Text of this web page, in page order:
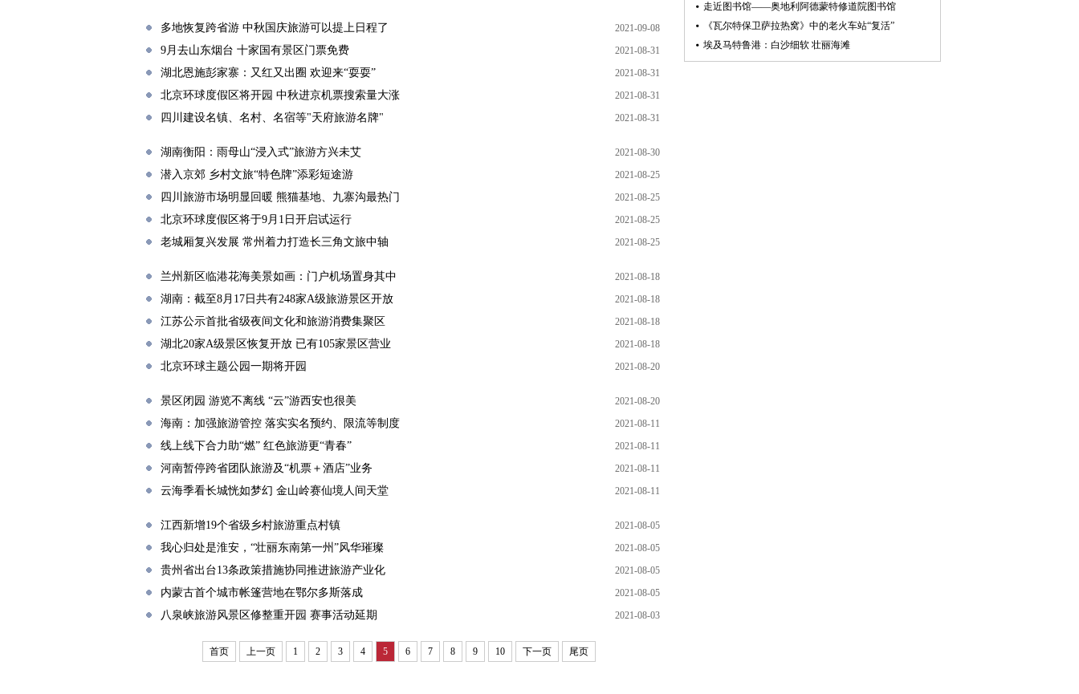
多地恢复跨省游 中秋国庆旅游可以提上日程了 2021-09-08
9月去山东烟台 十家国有景区门票免费 2021-08-31
湖北恩施彭家寨：又红又出圈 欢迎来“耍耍” 2021-08-31
北京环球度假区将开园 中秋进京机票搜索量大涨 2021-08-31
四川建设名镇、名村、名宿等"天府旅游名牌" 2021-08-31
湖南衡阳：雨母山“浸入式”旅游方兴未艾 2021-08-30
潜入京郊 乡村文旅“特色牌”添彩短途游 2021-08-25
四川旅游市场明显回暖 熊猫基地、九寨沟最热门 2021-08-25
北京环球度假区将于9月1日开启试运行 2021-08-25
老城厢复兴发展 常州着力打造长三角文旅中轴 2021-08-25
兰州新区临港花海美景如画：门户机场置身其中 2021-08-18
湖南：截至8月17日共有248家A级旅游景区开放 2021-08-18
江苏公示首批省级夜间文化和旅游消费集聚区 2021-08-18
湖北20家A级景区恢复开放 已有105家景区营业 2021-08-18
北京环球主题公园一期将开园 2021-08-20
景区闭园 游览不离线 “云”游西安也很美 2021-08-20
海南：加强旅游管控 落实实名预约、限流等制度 2021-08-11
线上线下合力助“燃” 红色旅游更“青春” 2021-08-11
河南暂停跨省团队旅游及“机票＋酒店”业务 2021-08-11
云海季看长城恍如梦幻 金山岭赛仙境人间天堂 2021-08-11
江西新增19个省级乡村旅游重点村镇 2021-08-05
我心归处是淮安，“壮丽东南第一州”风华璀璨 2021-08-05
贵州省出台13条政策措施协同推进旅游产业化 2021-08-05
内蒙古首个城市帐篷营地在鄂尔多斯落成 2021-08-05
八泉峡旅游风景区修整重开园 赛事活动延期 2021-08-03
首页 上一页 1 2 3 4 5 6 7 8 9 10 下一页 尾页
走近图书馆——奥地利阿德蒙特修道院图书馆
《瓦尔特保卫萨拉热窝》中的老火车站“复活”
埃及马特鲁港：白沙细软 壮丽海滩